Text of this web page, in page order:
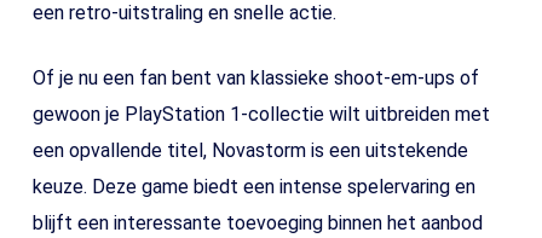
een retro-uitstraling en snelle actie.
Of je nu een fan bent van klassieke shoot-em-ups of
gewoon je PlayStation 1-collectie wilt uitbreiden met
een opvallende titel, Novastorm is een uitstekende
keuze. Deze game biedt een intense spelervaring en
blijft een interessante toevoeging binnen het aanbod